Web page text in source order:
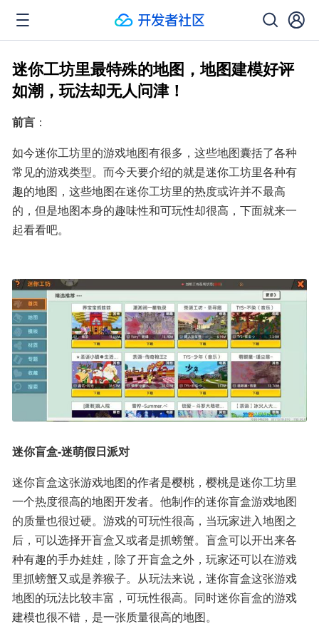
迷你工坊里最特殊的地图，地图建模好评
如潮，玩法却无人问津！
前言 ：
如今迷你工坊里的游戏地图有很多，这些地图囊括了各种
常见的游戏类型。而今天要介绍的就是迷你工坊里各种有
趣的地图，这些地图在迷你工坊里的热度或许并不最高
的，但是地图本身的趣味性和可玩性却很高，下面就来一
起看看吧。
迷你盲盒-迷萌假日派对
迷你盲盒这张游戏地图的作者是樱桃，樱桃是迷你工坊里
一个热度很高的地图开发者。他制作的迷你盲盒游戏地图
的质量也很过硬。游戏的可玩性很高，当玩家进入地图之
后，可以选择开盲盒又或者是抓螃蟹。盲盒可以开出来各
种有趣的手办娃娃，除了开盲盒之外，玩家还可以在游戏
里抓螃蟹又或是养猴子。从玩法来说，迷你盲盒这张游戏
地图的玩法比较丰富，可玩性很高。同时迷你盲盒的游戏
建模也很不错，是一张质量很高的地图。